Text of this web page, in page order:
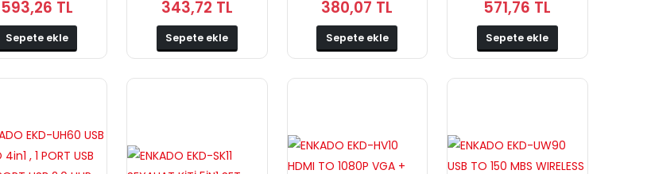
593,26 TL
Sepete ekle
343,72 TL
Sepete ekle
380,07 TL
Sepete ekle
571,76 TL
Sepete ekle